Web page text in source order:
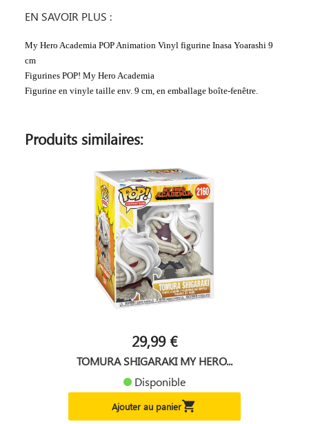
EN SAVOIR PLUS :
My Hero Academia POP Animation Vinyl figurine Inasa Yoarashi 9
cm
Figurines POP! My Hero Academia
Figurine en vinyle taille env. 9 cm, en emballage boîte-fenêtre.
Produits similaires:
29,99 €
TOMURA SHIGARAKI MY HERO...
Disponible
Ajouter au panier